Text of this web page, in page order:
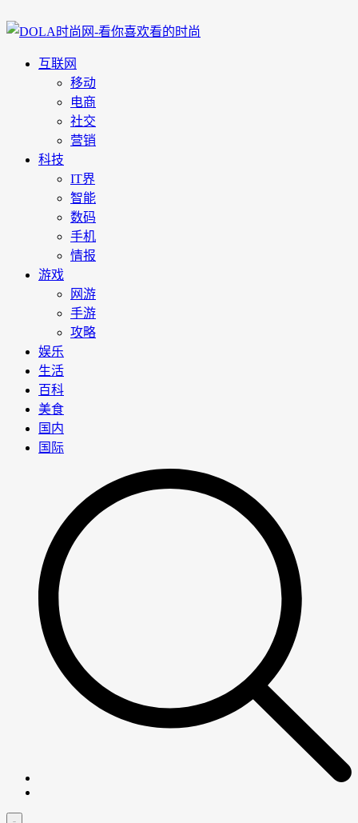
互联网
移动
电商
社交
营销
科技
IT界
智能
数码
手机
情报
游戏
网游
手游
攻略
娱乐
生活
百科
美食
国内
国际